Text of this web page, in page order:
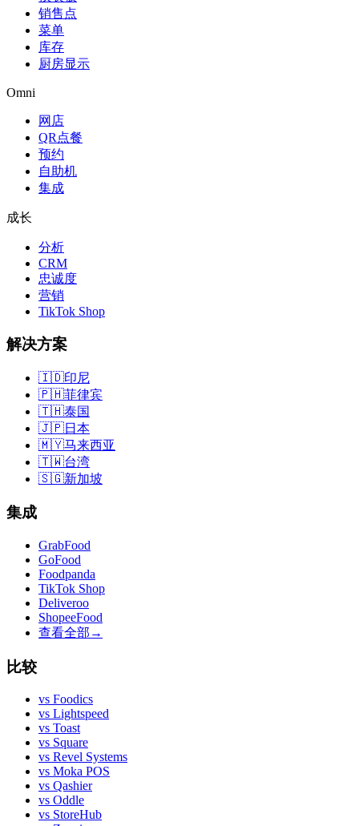
销售点
菜单
库存
厨房显示
Omni
网店
QR点餐
预约
自助机
集成
成长
分析
CRM
忠诚度
营销
TikTok Shop
解决方案
🇮🇩印尼
🇵🇭菲律宾
🇹🇭泰国
🇯🇵日本
🇲🇾马来西亚
🇹🇼台湾
🇸🇬新加坡
集成
GrabFood
GoFood
Foodpanda
TikTok Shop
Deliveroo
ShopeeFood
查看全部 →
比较
vs Foodics
vs Lightspeed
vs Toast
vs Square
vs Revel Systems
vs Moka POS
vs Qashier
vs Oddle
vs StoreHub